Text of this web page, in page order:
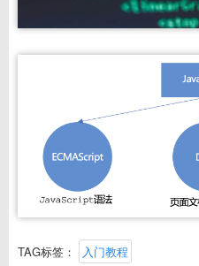
TAG标签： 入门教程